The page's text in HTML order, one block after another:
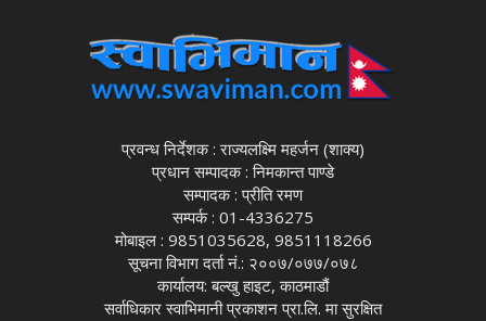
प्रवन्ध निर्देशक : राज्यलक्ष्मि महर्जन (शाक्य)
प्रधान सम्पादक : निमकान्त पाण्डे
सम्पादक : प्रीति रमण
सम्पर्क : 01-4336275
मोबाइल : 9851035628, 9851118266
सूचना विभाग दर्ता नं.: २००७/०७७/०७८
कार्यालय: बल्खु हाइट, काठमाडौं
सर्वाधिकार स्वाभिमानी प्रकाशन प्रा.लि. मा सुरक्षित